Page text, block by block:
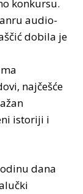
konkursu.
audio-
dobila je
najčešće
istoriji i
dana